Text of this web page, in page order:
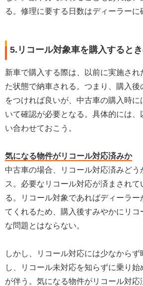
る。修理に要する日数はディーラーに
5.リコール対象車を購入すると
新車で購入する際は、以前に実施され
た状態で納車される。つまり、購入
をつければ良いが、中古車の購入時
いて確認が必要となる。具体的には、
い合わせておこう。
気になる物件がリコール対応済みか
中古車の場合、リコール対応済みどう
ス。必要なリコール対応が済まされ
る。リコール対象であればディーラー
てくれるため、購入後すみやかにリコ
な問題とはならない。
しかし、リコール対応には少なからず
し、リコール未対応を知らずに乗り
が伴う。気になる物件がリコール対